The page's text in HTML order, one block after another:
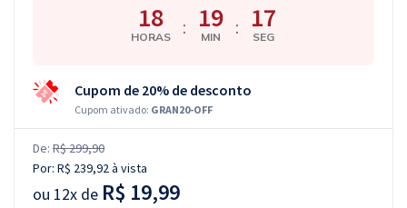
18
HORAS : 19
MIN : 16
SEG
Cupom de 20% de desconto
Cupom ativado: GRAN20-OFF
De: R$ 299,90
Por: R$ 239,92à vista
ou 12x de R$ 19,99